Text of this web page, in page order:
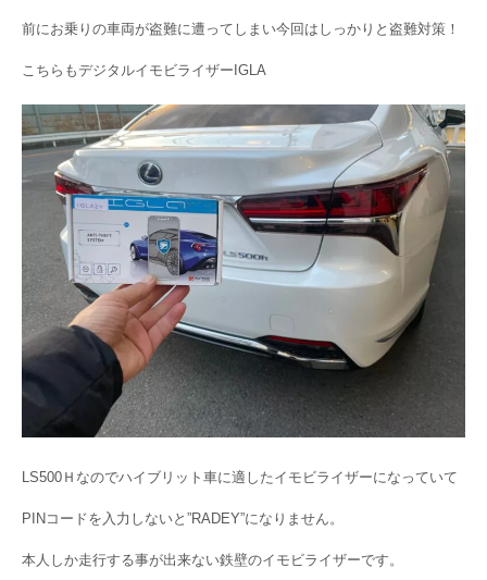
前にお乗りの車両が盗難に遭ってしまい今回はしっかりと盗難対策！
こちらもデジタルイモビライザーIGLA
LS500Ｈなのでハイブリット車に適したイモビライザーになっていて
PINコードを入力しないと”RADEY”になりません。
本人しか走行する事が出来ない鉄壁のイモビライザーです。